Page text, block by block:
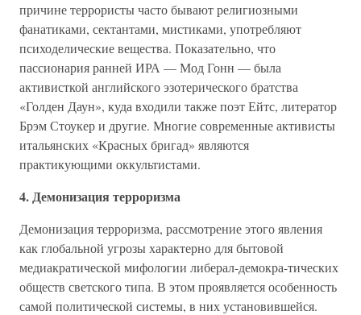
причине террористы часто бывают религиозными
фанатиками, сектантами, мистиками, употребляют
психоделические вещества. Показательно, что
пассионария ранней ИРА — Мод Гонн — была
активисткой английского эзотерического братства
«Голден Даун», куда входили также поэт Ейтс, литератор
Брэм Стоукер и другие. Многие современные активисты
итальянских «Красных бригад» являются
практикующими оккультистами.
4. Демонизация терроризма
Демонизация терроризма, рассмотрение этого явления
как глобальной угрозы характерно для бытовой
медиакратической мифологии либерал-демокра-тических
обществ светского типа. В этом проявляется особенность
самой политической системы, в них установившейся.